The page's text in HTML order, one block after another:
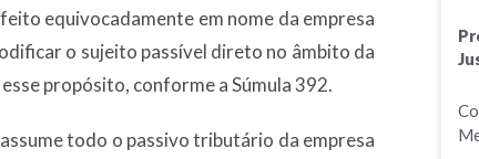
equivocadamente em nome da empresa
o sujeito passível direto no âmbito da
propósito, conforme a Súmula 392.
todo o passivo tributário da empresa